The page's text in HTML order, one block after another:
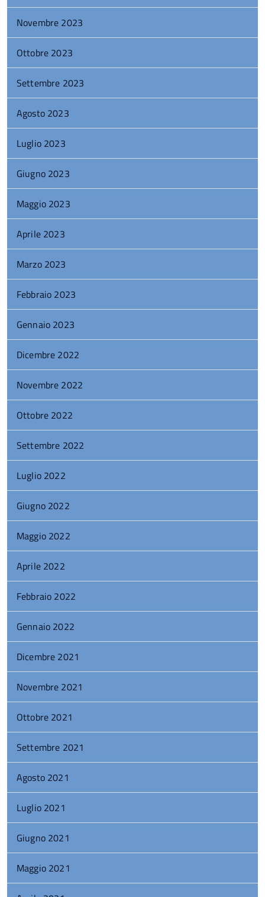
Novembre 2023
Ottobre 2023
Settembre 2023
Agosto 2023
Luglio 2023
Giugno 2023
Maggio 2023
Aprile 2023
Marzo 2023
Febbraio 2023
Gennaio 2023
Dicembre 2022
Novembre 2022
Ottobre 2022
Settembre 2022
Luglio 2022
Giugno 2022
Maggio 2022
Aprile 2022
Febbraio 2022
Gennaio 2022
Dicembre 2021
Novembre 2021
Ottobre 2021
Settembre 2021
Agosto 2021
Luglio 2021
Giugno 2021
Maggio 2021